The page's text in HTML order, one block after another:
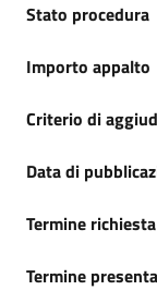
Stato procedura
Importo appalto
Criterio di
Data di
Termine
Termine